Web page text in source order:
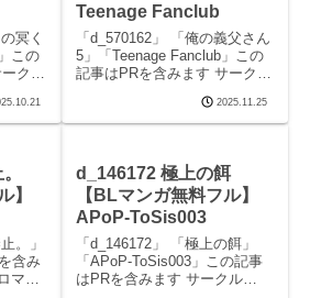
冥く
この
クル
の冥
シー
Teenage Fanclub
「d_570162」 「俺の義父さん
5」「Teenage Fanclub」この
記事はPRを含みます サークル
です。 続きを読むd_570162
俺の義父さん5の見どころシー
2025.11.25
】
。」
含み
マン
d_146172 極上の餌
【BLマンガ無料フル】
APoP-ToSis003
「d_146172」 「極上の餌」
「APoP-ToSis003」この記事
はPRを含みます サークル